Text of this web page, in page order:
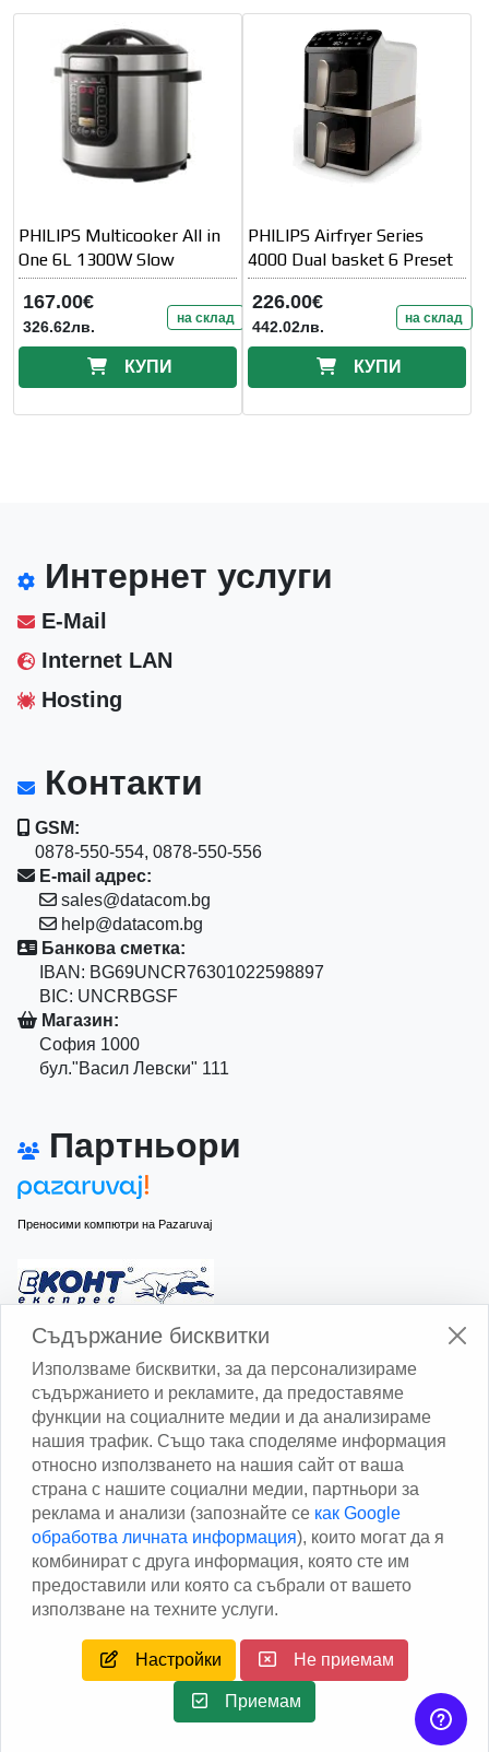
PHILIPS Multicooker All in
One 6L 1300W Slow
167.00€
326.62лв. на склад
КУПИ
PHILIPS Airfryer Series
4000 Dual basket 6 Preset
226.00€
442.02лв. на склад
КУПИ
Интернет услуги
E-Mail
Internet LAN
Hosting
Контакти
GSM:
0878-550-554, 0878-550-556
E-mail адрес:
sales@datacom.bg
help@datacom.bg
Банкова сметка:
IBAN: BG69UNCR76301022598897
BIC: UNCRBGSF
Магазин:
София 1000
бул."Васил Левски" 111
Партньори
Преносими компютри на Pazaruvaj
Изчисли доставката с Еконт
Изчисли доставката със Спиди
Facebook
Съдържание бисквитки
Използваме бисквитки, за да персонализираме
съдържанието и рекламите, да предоставяме
функции на социалните медии и да анализираме
нашия трафик. Също така споделяме информация
относно използването на нашия сайт от ваша
страна с нашите социални медии, партньори за
реклама и анализи (запознайте се как Google
обработва личната информация), които могат да я
комбинират с друга информация, която сте им
предоставили или която са събрали от вашето
използване на техните услуги.
Настройки Не приемам
Приемам
Copyright © 2013 - 2026Дейтаком ООДAuthor
rights reserved.